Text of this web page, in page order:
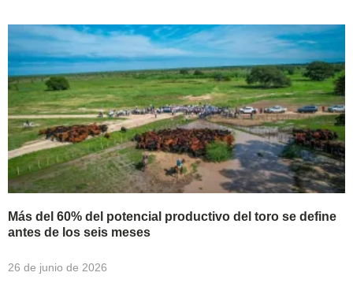
Más del 60% del potencial productivo del toro se define
antes de los seis meses
26 de junio de 2026